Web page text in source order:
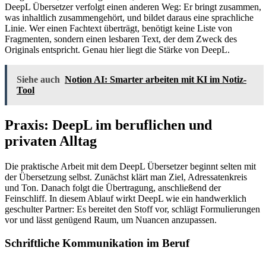
DeepL Übersetzer verfolgt einen anderen Weg: Er bringt zusammen,
was inhaltlich zusammengehört, und bildet daraus eine sprachliche
Linie. Wer einen Fachtext überträgt, benötigt keine Liste von
Fragmenten, sondern einen lesbaren Text, der dem Zweck des
Originals entspricht. Genau hier liegt die Stärke von DeepL.
Siehe auch Notion AI: Smarter arbeiten mit KI im Notiz-
Tool
Praxis: DeepL im beruflichen und
privaten Alltag
Die praktische Arbeit mit dem DeepL Übersetzer beginnt selten mit
der Übersetzung selbst. Zunächst klärt man Ziel, Adressatenkreis
und Ton. Danach folgt die Übertragung, anschließend der
Feinschliff. In diesem Ablauf wirkt DeepL wie ein handwerklich
geschulter Partner: Es bereitet den Stoff vor, schlägt Formulierungen
vor und lässt genügend Raum, um Nuancen anzupassen.
Schriftliche Kommunikation im Beruf